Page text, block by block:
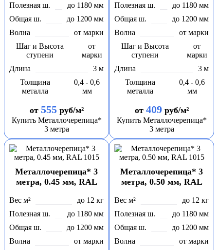
Полезная ш.
до 1180 мм
Общая ш.
до 1200 мм
Волна
от марки
Шаг и Высота
ступени
от
марки
Длина
3 м
Толщина
металла
0,4 - 0,6
мм
от 555руб/м²
Купить Металлочерепица*
3 метра
Полезная ш.
до 1180 мм
Общая ш.
до 1200 мм
Волна
от марки
Шаг и Высота
ступени
от
марки
Длина
3 м
Толщина
металла
0,4 - 0,6
мм
от 409руб/м²
Купить Металлочерепица*
3 метра
Металлочерепица* 3
метра, 0.45 мм, RAL
Вес м²
до 12 кг
Полезная ш.
до 1180 мм
Общая ш.
до 1200 мм
Волна
от марки
Металлочерепица* 3
метра, 0.50 мм, RAL
Вес м²
до 12 кг
Полезная ш.
до 1180 мм
Общая ш.
до 1200 мм
Волна
от марки